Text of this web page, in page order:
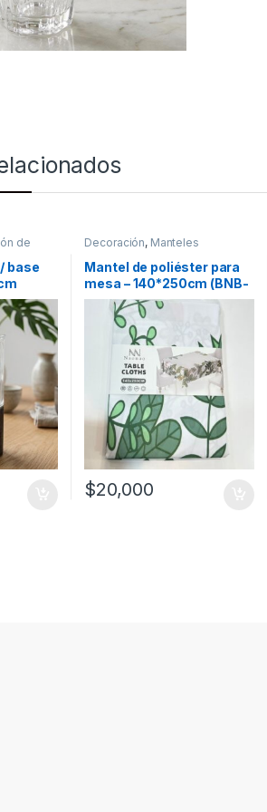
de
base
Decoración, Manteles
Mantel de poliéster para
mesa – 140*250cm (BNB-
45833)
$20,000